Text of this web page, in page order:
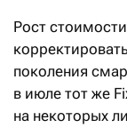
Рост
поколения
в июле тот же
на некоторых